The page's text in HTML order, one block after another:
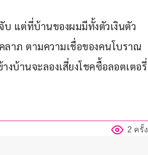
บ แต่ที่บ้านของผมมีทั้งตัวเงินตัว
ลาภ ตามความเชื่อของคนโบราณ
บ้านจะลองเสี่ยงโชคซื้อลอตเตอรี่
2 ครั้ง